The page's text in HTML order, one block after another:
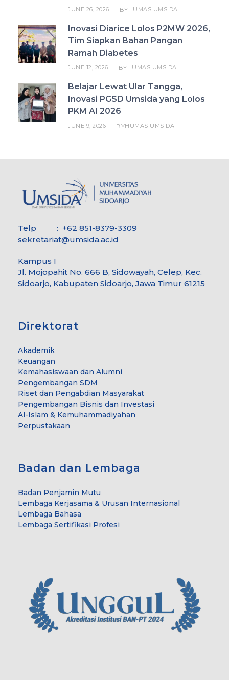
JUNE 26, 2026 BYHUMAS UMSIDA
Inovasi Diarice Lolos P2MW 2026,
Tim Siapkan Bahan Pangan
Ramah Diabetes
JUNE 12, 2026 BYHUMAS UMSIDA
Belajar Lewat Ular Tangga,
Inovasi PGSD Umsida yang Lolos
PKM AI 2026
JUNE 9, 2026 BYHUMAS UMSIDA
Telp : +62 851-8379-3309
sekretariat@umsida.ac.id
Kampus I
Jl. Mojopahit No. 666 B, Sidowayah, Celep, Kec.
Sidoarjo, Kabupaten Sidoarjo, Jawa Timur 61215
Direktorat
Akademik
Keuangan
Kemahasiswaan dan Alumni
Pengembangan SDM
Riset dan Pengabdian Masyarakat
Pengembangan Bisnis dan Investasi
Al-Islam & Kemuhammadiyahan
Perpustakaan
Badan dan Lembaga
Badan Penjamin Mutu
Lembaga Kerjasama & Urusan Internasional
Lembaga Bahasa
Lembaga Sertifikasi Profesi